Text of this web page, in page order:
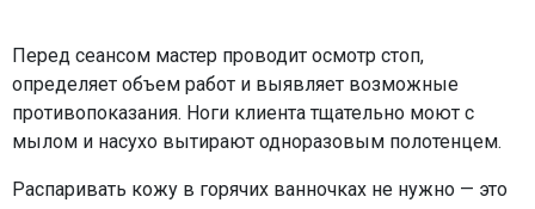
Перед сеансом мастер проводит осмотр стоп,
определяет объем работ и выявляет возможные
противопоказания. Ноги клиента тщательно моют с
мылом и насухо вытирают одноразовым полотенцем.
Распаривать кожу в горячих ванночках не нужно — это